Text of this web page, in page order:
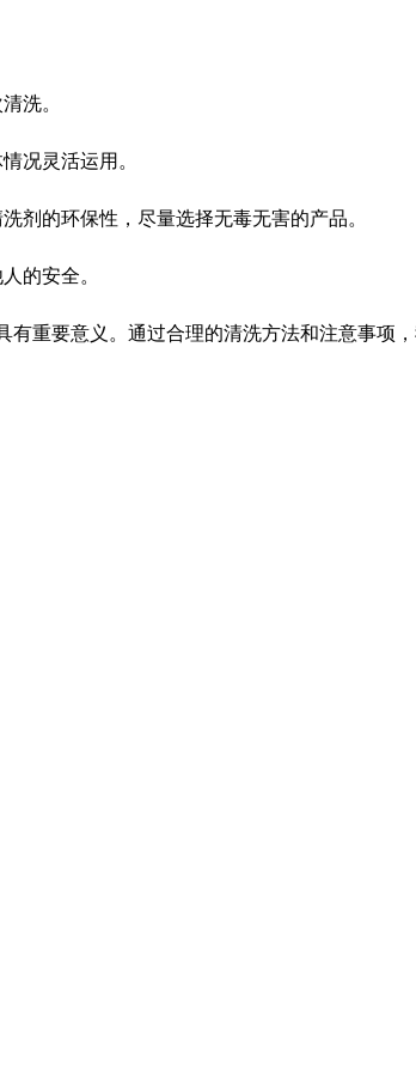
洗。
况灵活运用。
剂的环保性，尽量选择无毒无害的产品。
的安全。
重要意义。通过合理的清洗方法和注意事项